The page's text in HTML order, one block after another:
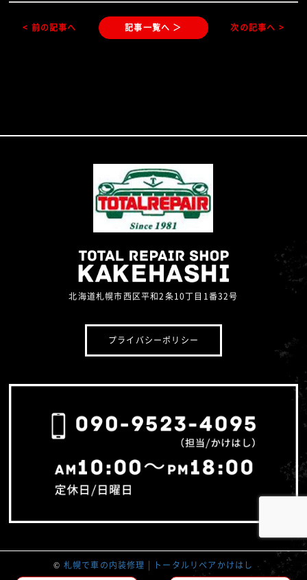
< 前の記事へ 記事一覧へ ＞ 次の記事へ >
北海道札幌市西区平和2条10丁目1番32号
プライバシーポリシー
© 札幌で車の内装修理 | トータルリペアかけはし